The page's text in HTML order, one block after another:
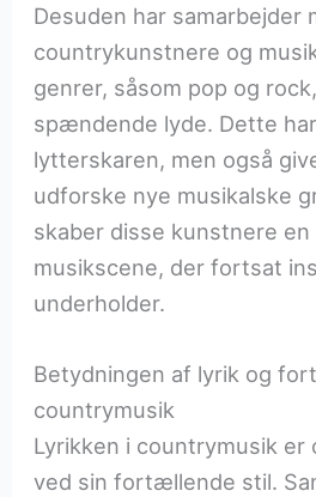
Desuden har samarbejder
countrykunstnere og
genrer, såsom pop og
spændende lyde. Dette
lytterskaren, men også
udforske nye musikalske
skaber disse kunstnere en
musikscene, der fortsat
underholder.
Betydningen af lyrik og
countrymusik
Lyrikken i countrymusik
ved sin fortællende stil.